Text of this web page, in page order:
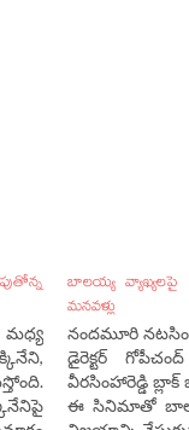
బాలయ్య వ్యాఖ్యలపై
మనవళ్లు
నందమూరి
డైరెక్టర్
వీరసింహారెడ్డి
ఈ సినిమాతో